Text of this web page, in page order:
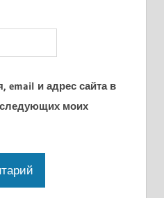
email и адрес сайта в
моих